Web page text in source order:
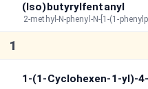
Gesamtdauer:∞
Suche in Effekten
(Iso)butyrylfentanyl
2-methyl-N-phenyl-N-[1-(1-
1
1-(1-Cyclohexen-1-yl)-